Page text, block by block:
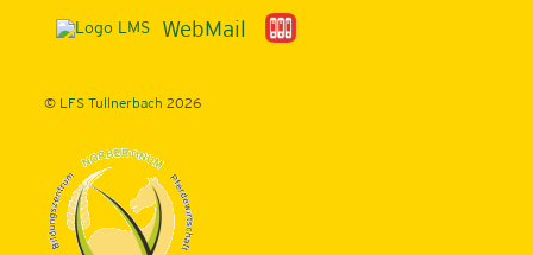
Top
WebMail
© LFS Tullnerbach 2026